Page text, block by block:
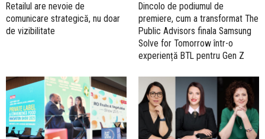
Retailul are nevoie de
comunicare strategică, nu doar
de vizibilitate
Dincolo de podiumul de
premiere, cum a transformat The
Public Advisors finala Samsung
Solve for Tomorrow într-o
experiență BTL pentru Gen Z